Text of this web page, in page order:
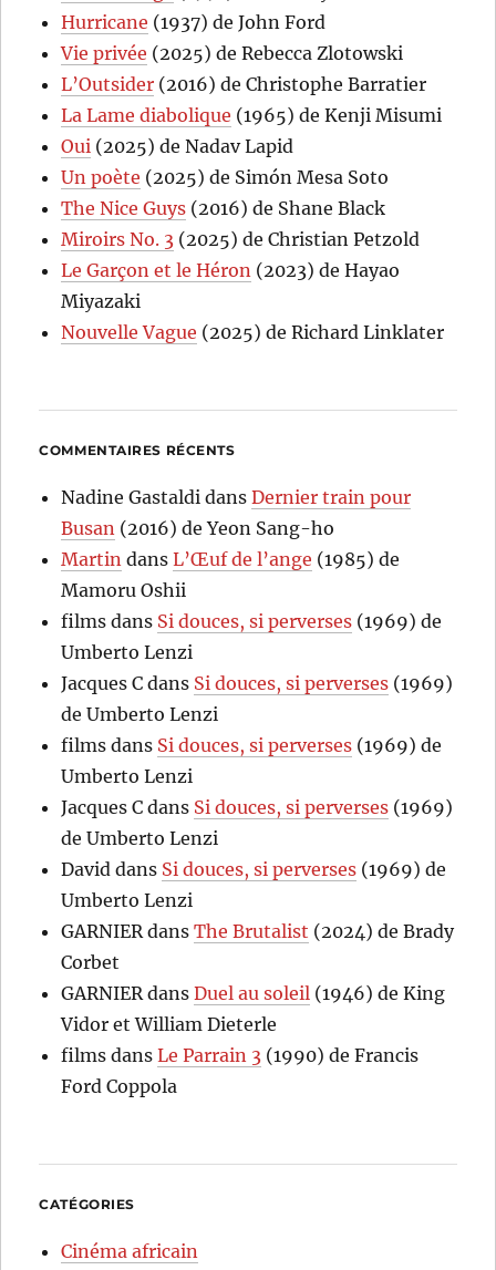
Hurricane (1937) de John Ford
Vie privée (2025) de Rebecca Zlotowski
L’Outsider (2016) de Christophe Barratier
La Lame diabolique (1965) de Kenji Misumi
Oui (2025) de Nadav Lapid
Un poète (2025) de Simón Mesa Soto
The Nice Guys (2016) de Shane Black
Miroirs No. 3 (2025) de Christian Petzold
Le Garçon et le Héron (2023) de Hayao
Miyazaki
Nouvelle Vague (2025) de Richard Linklater
COMMENTAIRES RÉCENTS
Nadine Gastaldi dansDernier train pour
Busan (2016) de Yeon Sang-ho
Martin dansL’Œuf de l’ange (1985) de
Mamoru Oshii
films dans Si douces, si perverses (1969) de
Umberto Lenzi
Jacques C dans Si douces, si perverses (1969)
de Umberto Lenzi
films dans Si douces, si perverses (1969) de
Umberto Lenzi
Jacques C dans Si douces, si perverses (1969)
de Umberto Lenzi
David dans Si douces, si perverses (1969) de
Umberto Lenzi
GARNIERdansThe Brutalist (2024) de Brady
Corbet
GARNIERdansDuel au soleil (1946) de King
Vidor et William Dieterle
films dansLe Parrain 3 (1990) de Francis
Ford Coppola
CATÉGORIES
Cinéma africain